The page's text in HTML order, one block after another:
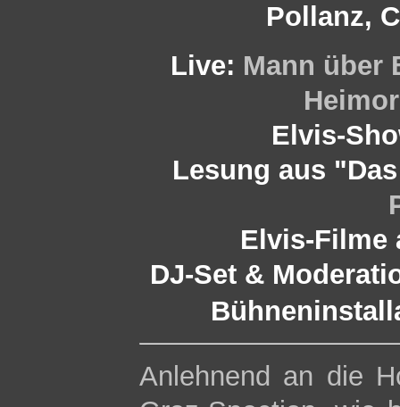
Pollanz,
Live: Mann über
Elvis-
Lesung aus
Elvis-Filme
DJ-Set &
Anlehnend an die